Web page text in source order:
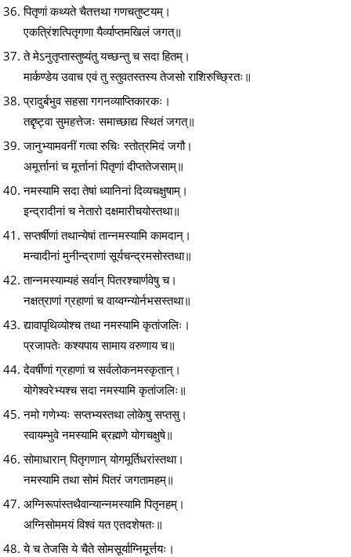
पितृणां कथ्यते चैतत्तथा गणचतुष्टयम्।
एकत्रिंशत्पितृगणा यैर्व्याप्तमखिलं जगत्॥
ते मेऽनुतृप्तास्तुष्यंतु यच्छन्तु च सदा हितम्।
मार्कण्डेय उवाच एवं तु स्तुवतस्तस्य तेजसो राशिरुच्छ्रितः॥
प्रादुर्बभुव सहसा गगनव्याप्तिकारकः।
तद्दृष्ट्वा सुमहत्तेजः समाच्छाद्य स्थितं जगत्॥
जानुभ्यामवनीं गत्वा रुचिः स्तोत्रमिदं जगौ।
अमूर्त्तानां च मूर्त्तानां पितृणां दीप्ततेजसाम्॥
नमस्यामि सदा तेषां ध्यानिनां दिव्यचक्षुषाम्।
इन्द्रादीनां च नेतारो दक्षमारीचयोस्तथा॥
सप्तर्षीणां तथान्येषां तान्नमस्यामि कामदान्।
मन्वादीनां मुनीन्द्राणां सूर्यचन्द्रमसोस्तथा॥
तान्नमस्याम्यहं सर्वान् पितरश्चार्णवेषु च।
नक्षत्राणां ग्रहाणां च वाय्वग्न्योर्नभसस्तथा॥
द्यावापृथिव्योश्च तथा नमस्यामि कृतांजलिः।
प्रजापतेः कश्यपाय सामाय वरुणाय च॥
देवर्षीणां ग्रहाणां च सर्वलोकनमस्कृतान्।
योगेश्वरेभ्यश्च सदा नमस्यामि कृतांजलिः॥
नमो गणेभ्यः सप्तभ्यस्तथा लोकेषु सप्तसु।
स्वायम्भुवे नमस्यामि ब्रह्मणे योगचक्षुषे॥
सोमाधारान् पितृगणान् योगमूर्तिधरांस्तथा।
नमस्यामि तथा सोमं पितरं जगतामहम्॥
अग्निरूपांस्तथैवान्यान्नमस्यामि पितृनहम्।
अग्निसोममयं विश्वं यत एतदशेषतः॥
ये च तेजसि ये चैते सोमसूर्याग्निमूर्त्तयः।